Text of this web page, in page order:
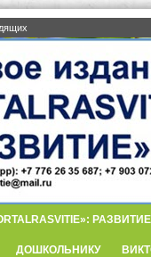
РАЗВИТИЕ
ДОШКОЛЬНИКУ